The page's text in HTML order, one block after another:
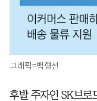
그래픽=백형선
후발 주자인 SK브로